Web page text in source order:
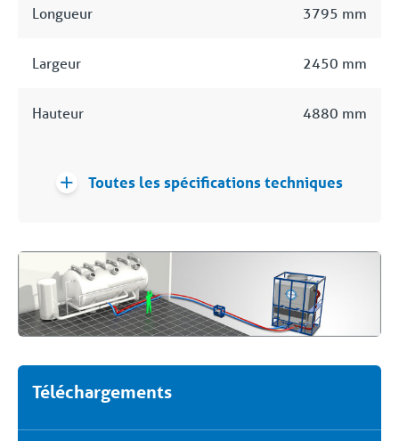
Téléchargements
Longueur 3795 mm
Largeur 2450 mm
Hauteur 4880 mm
Toutes les spécifications techniques